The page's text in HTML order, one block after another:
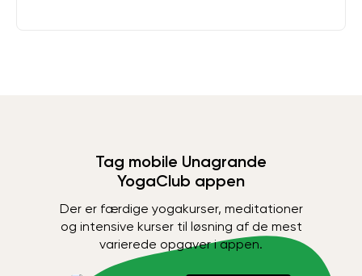
Tag mobile Unagrande
YogaClub appen
Der er færdige yogakurser, meditationer
og intensive kurser til løsning af de mest
varierede opgaver i appen.